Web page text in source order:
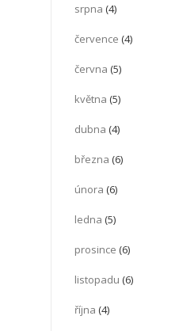
srpna (4)
července (4)
června (5)
května (5)
dubna (4)
března (6)
února (6)
ledna (5)
prosince (6)
listopadu (6)
října (4)